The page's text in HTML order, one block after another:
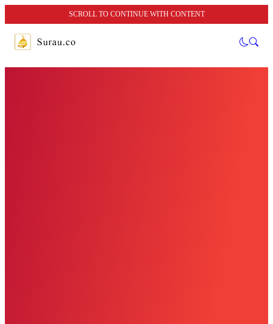
SCROLL TO CONTINUE WITH CONTENT